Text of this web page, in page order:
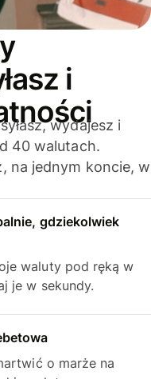
i
wydajesz i
40 walutach.
na jednym koncie, w
gdziekolwiek
waluty pod ręką w
je w sekundy.
o marże na